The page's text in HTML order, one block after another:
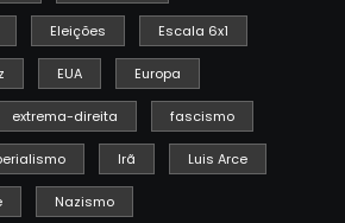
Eleições Escala 6x1
EUA Europa
extrema-direita fascismo
Irã Luis Arce
Nazismo